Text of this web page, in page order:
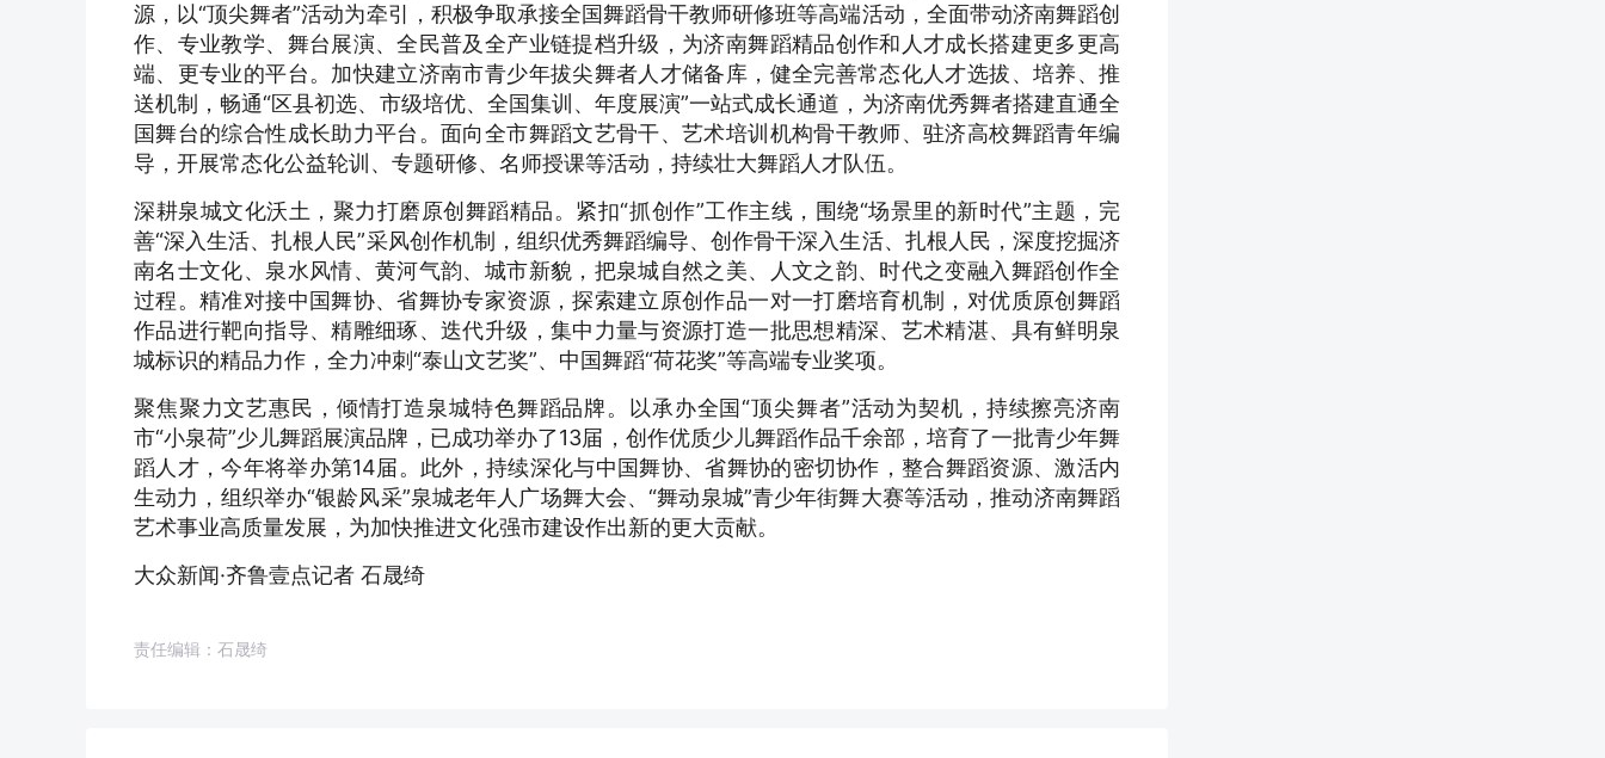
源，以“顶尖舞者”活动为牵引，积极争取承接全国舞蹈骨干教师研修班等高端活动，全面带动济南舞蹈创
作、专业教学、舞台展演、全民普及全产业链提档升级，为济南舞蹈精品创作和人才成长搭建更多更高
端、更专业的平台。加快建立济南市青少年拔尖舞者人才储备库，健全完善常态化人才选拔、培养、推
送机制，畅通“区县初选、市级培优、全国集训、年度展演”一站式成长通道，为济南优秀舞者搭建直通全
国舞台的综合性成长助力平台。面向全市舞蹈文艺骨干、艺术培训机构骨干教师、驻济高校舞蹈青年编
导，开展常态化公益轮训、专题研修、名师授课等活动，持续壮大舞蹈人才队伍。
深耕泉城文化沃土，聚力打磨原创舞蹈精品。紧扣“抓创作”工作主线，围绕“场景里的新时代”主题，完
善“深入生活、扎根人民”采风创作机制，组织优秀舞蹈编导、创作骨干深入生活、扎根人民，深度挖掘济
南名士文化、泉水风情、黄河气韵、城市新貌，把泉城自然之美、人文之韵、时代之变融入舞蹈创作全
过程。精准对接中国舞协、省舞协专家资源，探索建立原创作品一对一打磨培育机制，对优质原创舞蹈
作品进行靶向指导、精雕细琢、迭代升级，集中力量与资源打造一批思想精深、艺术精湛、具有鲜明泉
城标识的精品力作，全力冲刺“泰山文艺奖”、中国舞蹈“荷花奖”等高端专业奖项。
聚焦聚力文艺惠民，倾情打造泉城特色舞蹈品牌。以承办全国“顶尖舞者”活动为契机，持续擦亮济南
市“小泉荷”少儿舞蹈展演品牌，已成功举办了13届，创作优质少儿舞蹈作品千余部，培育了一批青少年舞
蹈人才，今年将举办第14届。此外，持续深化与中国舞协、省舞协的密切协作，整合舞蹈资源、激活内
生动力，组织举办“银龄风采”泉城老年人广场舞大会、“舞动泉城”青少年街舞大赛等活动，推动济南舞蹈
艺术事业高质量发展，为加快推进文化强市建设作出新的更大贡献。
大众新闻·齐鲁壹点记者 石晟绮
责任编辑：石晟绮